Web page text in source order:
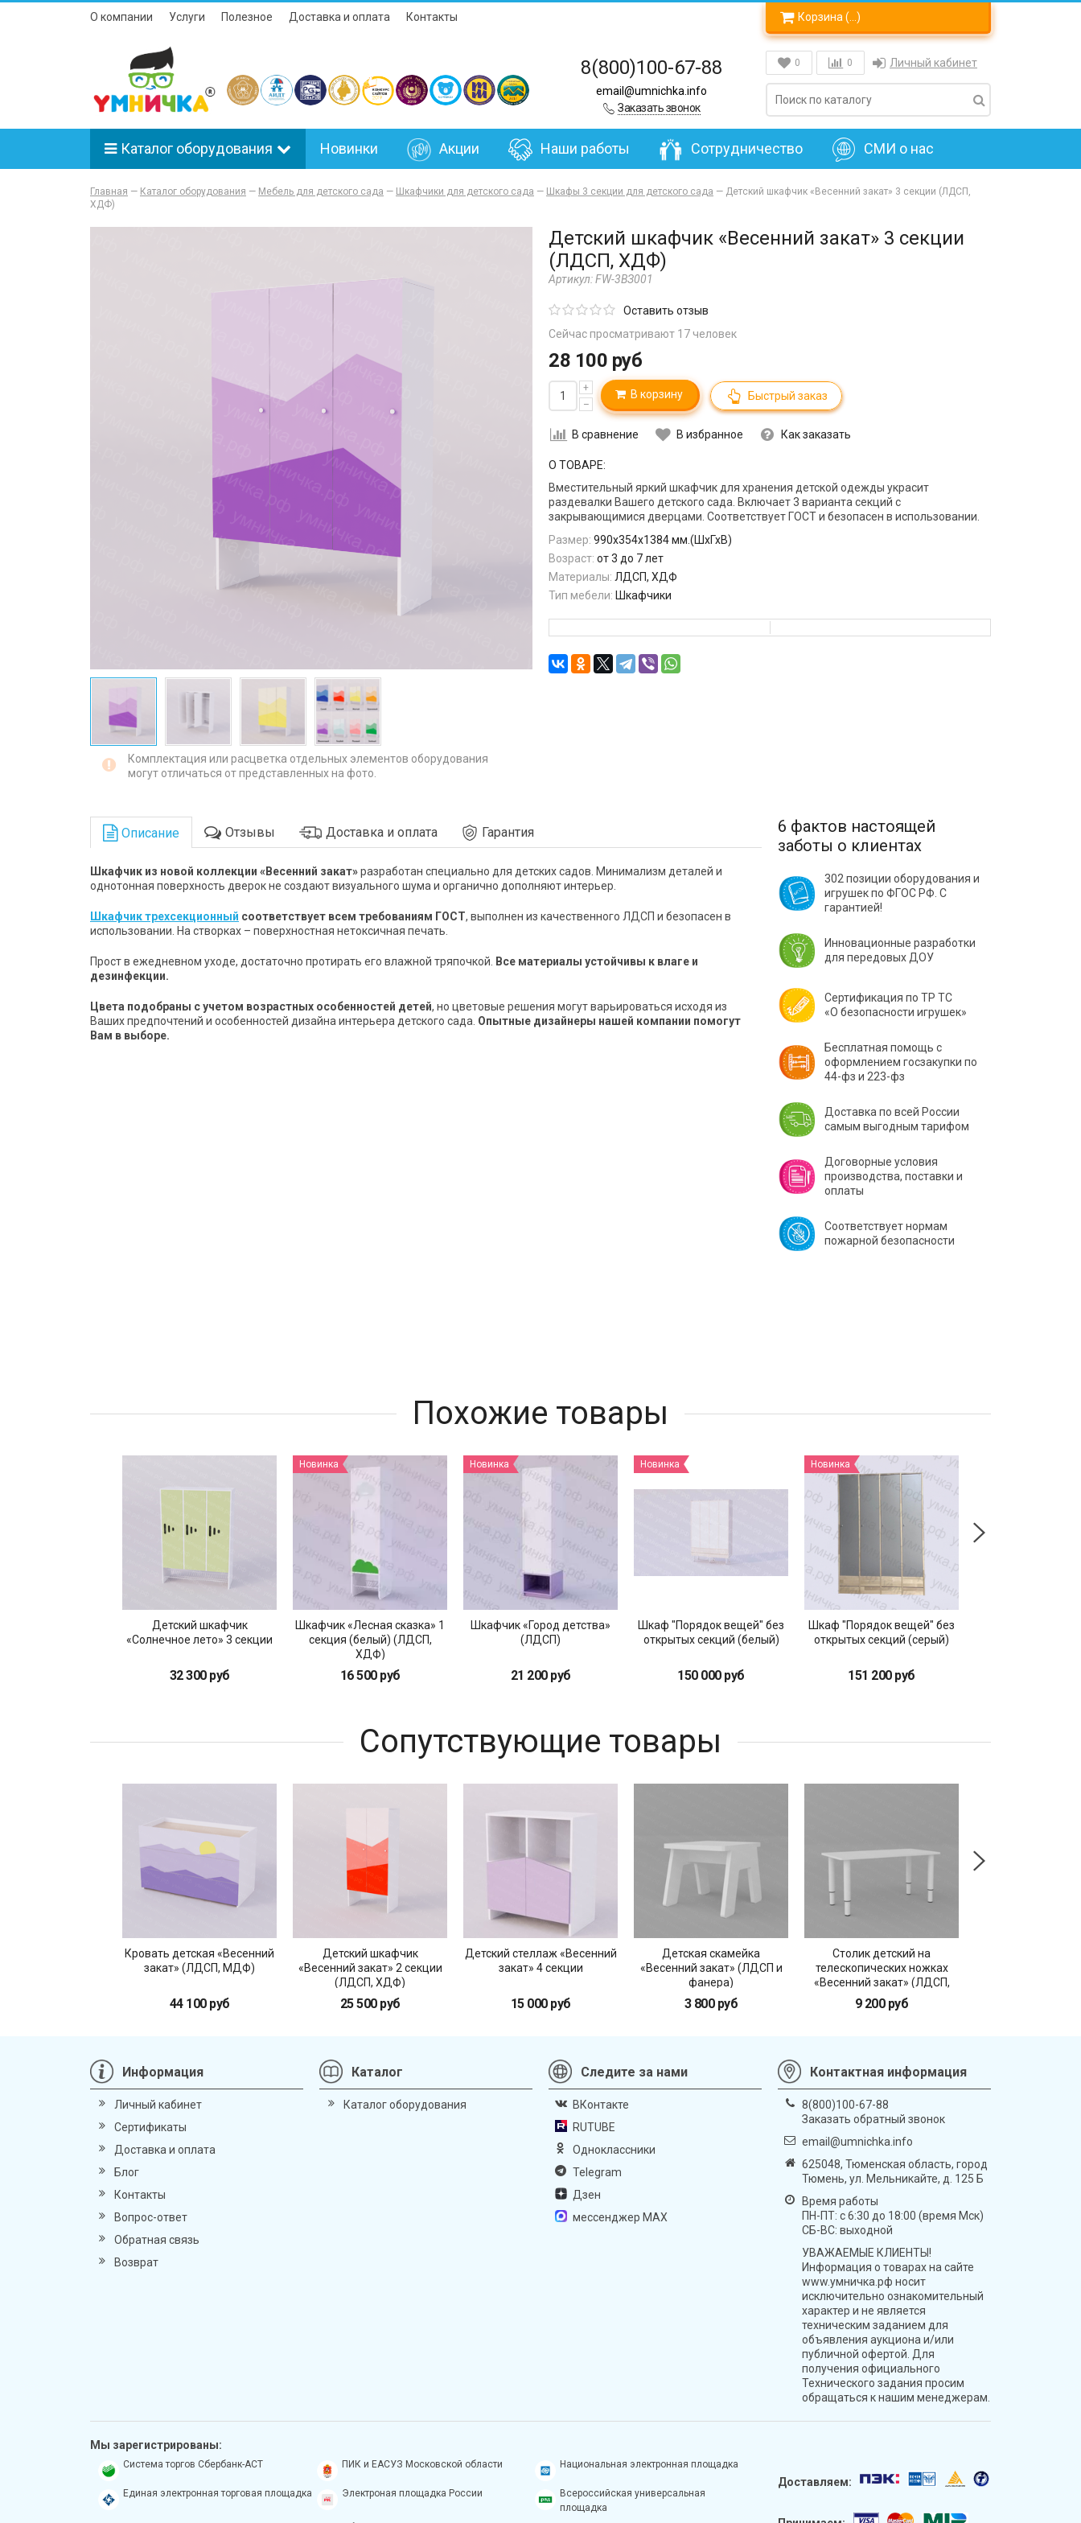
О компании Услуги Полезное Доставка и оплата Контакты Корзина ( )
8(800)100-67-88
email@umnichka.info
Заказать звонок
0 0 Личный кабинет
Каталог оборудования Новинки Акции Наши работы Сотрудничество СМИ о нас
Главная — Каталог оборудования — Мебель для детского сада — Шкафчики для детского сада — Шкафы 3 секции для детского сада — Детский шкафчик «Весенний закат» 3 секции (ЛДСП,
ХДФ)
Комплектация или расцветка отдельных элементов оборудования
могут отличаться от представленных на фото.
Детский шкафчик «Весенний закат» 3 секции
(ЛДСП, ХДФ)
Артикул:FW-3ВЗ001
Оставить отзыв
Сейчас просматривают 17 человек
28 100 руб
+
–
В корзину Быстрый заказ
В сравнение В избранное Как заказать
О ТОВАРЕ:
Вместительный яркий шкафчик для хранения детской одежды украсит
раздевалки Вашего детского сада. Включает 3 варианта секций с
закрывающимися дверцами. Соответствует ГОСТ и безопасен в использовании.
Размер: 990х354х1384 мм.(ШхГхВ)
Возраст: от 3 до 7 лет
Материалы: ЛДСП, ХДФ
Тип мебели: Шкафчики
Описание Отзывы Доставка и оплата Гарантия
Шкафчик из новой коллекции «Весенний закат»разработан специально для детских садов. Минимализм деталей и
однотонная поверхность дверок не создают визуального шума и органично дополняют интерьер.
Шкафчик трехсекционный соответствует всем требованиям ГОСТ, выполнен из качественного ЛДСП и безопасен в
использовании. На створках – поверхностная нетоксичная печать.
Прост в ежедневном уходе, достаточно протирать его влажной тряпочкой.
Все материалы устойчивы к влаге и
дезинфекции.
Цвета подобраны с учетом возрастных особенностей детей, но цветовые решения могут варьироваться исходя из
Ваших предпочтений и особенностей дизайна интерьера детского сада. Опытные дизайнеры нашей компании помогут
Вам в выборе.
6 фактов настоящей
заботы о клиентах
302 позиции оборудования и
игрушек по ФГОС РФ. С
гарантией!
Инновационные разработки
для передовых ДОУ
Сертификация по ТР ТС
«О безопасности игрушек»
Бесплатная помощь с
оформлением госзакупки по
44-фз и 223-фз
Доставка по всей России
самым выгодным тарифом
Договорные условия
производства, поставки и
оплаты
Соответствует нормам
пожарной безопасности
Похожие товары
Детский шкафчик
«Солнечное лето» 3 секции
32 300 руб
Новинка
Шкафчик «Лесная сказка» 1
секция (белый) (ЛДСП,
ХДФ)
16 500 руб
Новинка
Шкафчик «Город детства»
(ЛДСП)
21 200 руб
Новинка
Шкаф "Порядок вещей" без
открытых секций (белый)
150 000 руб
Новинка
Шкаф "Порядок вещей" без
открытых секций (серый)
151 200 руб
Сопутствующие товары
Кровать детская «Весенний
закат» (ЛДСП, МДФ)
44 100 руб
Детский шкафчик
«Весенний закат» 2 секции
(ЛДСП, ХДФ)
25 500 руб
Детский стеллаж «Весенний
закат» 4 секции
15 000 руб
Детская скамейка
«Весенний закат» (ЛДСП и
фанера)
3 800 руб
Столик детский на
телескопических ножках
«Весенний закат» (ЛДСП,
металл)
9 200 руб
Информация
Личный кабинет
Сертификаты
Доставка и оплата
Блог
Контакты
Вопрос-ответ
Обратная связь
Возврат
Каталог
Каталог оборудования
Следите за нами
ВКонтакте
RUTUBE
Одноклассники
Telegram
Дзен
мессенджер MAX
Контактная информация
8(800)100-67-88
Заказать обратный звонок
email@umnichka.info
625048, Тюменская область, город
Тюмень, ул. Мельникайте, д. 125 Б
Время работы
ПН-ПТ: с 6:30 до 18:00 (время Мск)
СБ-ВС: выходной
УВАЖАЕМЫЕ КЛИЕНТЫ!
Информация о товарах на сайте
www.умничка.рф носит
исключительно ознакомительный
характер и не является
техническим заданием для
объявления аукциона и/или
публичной офертой. Для
получения официального
Технического задания просим
обращаться к нашим менеджерам.
Мы зарегистрированы:
Система торгов Сбербанк-АСТ ПИК и ЕАСУЗ Московской области Национальная электронная площадка
Единая электронная торговая площадка Электроная площадка России
Всероссийская универсальная
площадка
Доставляем: